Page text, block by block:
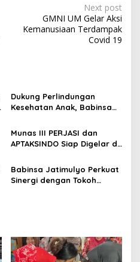
Next post
GMNI UM Gelar Aksi
Kemanusiaan Terdampak
Covid 19
Dukung Perlindungan
Kesehatan Anak, Babinsa
Imunisasi 2026
Munas III PERJASI dan
APTAKSINDO Siap Digelar di
Semangat Perkuat Tata
Kelola Organisasi
Babinsa Jatimulyo Perkuat
Sinergi dengan Tokoh